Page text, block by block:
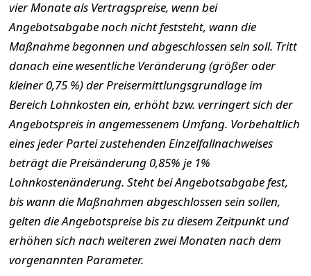
vier Monate als Vertragspreise, wenn bei
Angebotsabgabe noch nicht feststeht, wann die
Maßnahme begonnen und abgeschlossen sein soll. Tritt
danach eine wesentliche Veränderung (größer oder
kleiner 0,75 %) der Preisermittlungsgrundlage im
Bereich Lohnkosten ein, erhöht bzw. verringert sich der
Angebotspreis in angemessenem Umfang. Vorbehaltlich
eines jeder Partei zustehenden Einzelfallnachweises
beträgt die Preisänderung 0,85% je 1%
Lohnkostenänderung. Steht bei Angebotsabgabe fest,
bis wann die Maßnahmen abgeschlossen sein sollen,
gelten die Angebotspreise bis zu diesem Zeitpunkt und
erhöhen sich nach weiteren zwei Monaten nach dem
vorgenannten Parameter.